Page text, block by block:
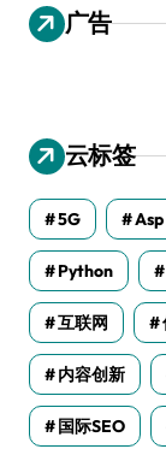
广告
云标签
5G Asp
Python
互联网
内容创新
国际SEO